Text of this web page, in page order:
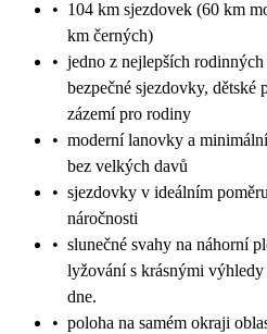
• 104 km sjezdovek (60 km
km černých)
• jedno z nejlepších
bezpečné sjezdovky,
zázemí pro rodiny
• moderní lanovky a
bez velkých davů
• sjezdovky v ideálním
náročnosti
• slunečné svahy na náhorní
lyžování s krásnými výhledy
dne.
• poloha na samém okraji